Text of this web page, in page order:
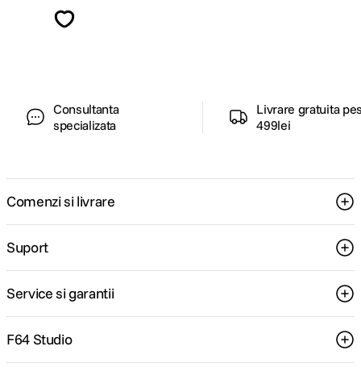
Consultanta
specializata
Livrare gratuita
499lei
Comenzi si livrare
Suport
Service si garantii
F64 Studio